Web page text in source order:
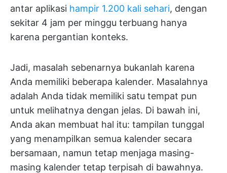
antar aplikasi hampir 1.200 kali sehari, dengan
sekitar 4 jam per minggu terbuang hanya
karena pergantian konteks.
Jadi, masalah sebenarnya bukanlah karena
Anda memiliki beberapa kalender. Masalahnya
adalah Anda tidak memiliki satu tempat pun
untuk melihatnya dengan jelas. Di bawah ini,
Anda akan membuat hal itu: tampilan tunggal
yang menampilkan semua kalender secara
bersamaan, namun tetap menjaga masing-
masing kalender tetap terpisah di bawahnya.